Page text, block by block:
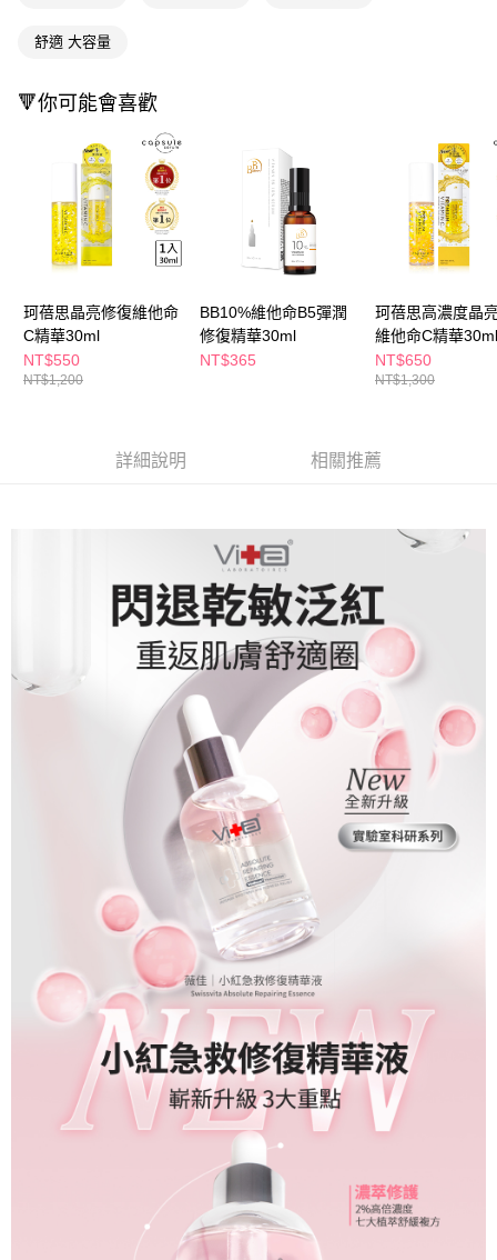
結帳頁面，進行簡訊認證並確認金額後，即可完成結帳。
ATM／網路銀行／等多元方式進行付款，方視為交易完成。
購買商品的店家。未經商家同意取消之訂單仍視為有效，需透過AFTEE先享
後付繳納相關費用。
※ 交易是否成功請以「AFTEE先享後付 」之結帳頁面顯示為準，若有關於
是否繳費成功／繳費後需取消欲退款等相關疑問，請聯繫「AFTEE先享後付
客戶支援中心」
https://netprotections.freshdesk.com/support/home
【注意事項】
１．透過由恩沛科技股份有限公司提供之「AFTEE先享後付」服務完成之交
權轉讓予恩沛科技股份有限公司。
２．關於個人資料處理事宜，請瀏覽以下網址：
https://aftee.tw/terms/#terms3
３．未成年的使用者請事先徵得法定代理人或監護人之同意方可使用
時審查核予不同之上限額度；若仍有額度不足之情形，本公司將視審查結果
付款後全家取貨
萊爾富取貨付款
每筆NT$65，滿NT$490(含以上)免運費
付款後萊爾富取貨
每筆NT$65，滿NT$490(含以上)免運費
7-11取貨付款
每筆NT$65，滿NT$490(含以上)免運費
付款後7-11取貨
每筆NT$65，滿NT$490(含以上)免運費
宅配(本島)
付款後寶雅門市自取(由倉庫統一出貨)
舒適 大容量
🔻你可能會喜歡
珂蓓思晶亮修復維他命
C精華30ml
NT$550
NT$1,200
BB10%維他命B5彈潤
修復精華30ml
NT$365
珂蓓思高濃度晶
維他命C精華30ml
NT$650
NT$1,300
詳細說明 相關推薦